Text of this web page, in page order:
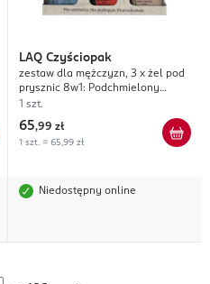
LAQ Czyściopak
zestaw dla mężczyzn, 3 x żel pod
prysznic 8w1: Podchmielony
Kozioł z Klasą + Zapach Seksu i
Biznesu + Ryszard z Bieszczad
1 szt.
65,99 zł
1 szt. = 65,99 zł
Niedostępny online